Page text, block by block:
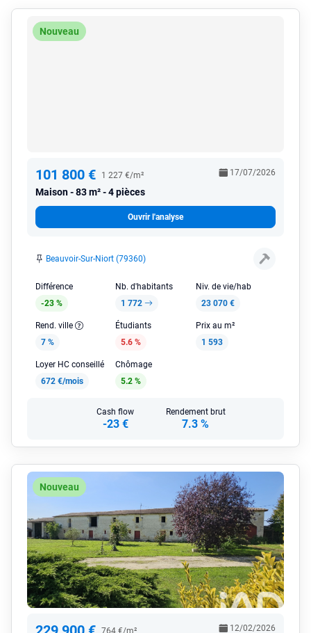
Nouveau
101 800 € 1 227 €/m²
Maison 83 m² - 4 pièces
17/07/2026
Ouvrir l'analyse
Beauvoir-Sur-Niort (79360)
Différence
-23 %
Nb. d'habitants
1 772
Niv. de vie/hab
23 070 €
Rend. ville
7 %
Étudiants
5.6 %
Prix au m²
1 593
Loyer HC conseillé
672 €/mois
Chômage
5.2 %
Cash flow
-23 €
Rendement brut
7.3 %
Nouveau
764 €/m² 12/02/2026